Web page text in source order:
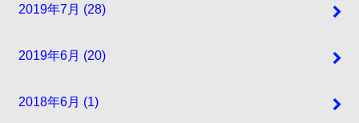
2019年7月 (28)
2019年6月 (20)
2018年6月 (1)